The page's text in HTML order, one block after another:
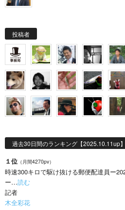
投稿者
過去30日間のランキング【2025.10.11up】
１位 （月間4270pv）
時速300キロで駆け抜ける郵便配達員ー
ー…読む
記者
木全彩花